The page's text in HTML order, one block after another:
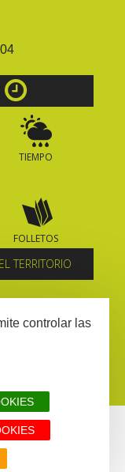
TIEMPO
FOLLETOS
TERRITORIO
SITIOS DEL TERRITORIO
controlar las